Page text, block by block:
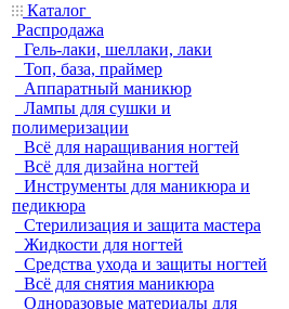
Каталог
Распродажа
Гель-лаки, шеллаки, лаки
Топ, база, праймер
Аппаратный маникюр
Лампы для сушки и
полимеризации
Всё для наращивания ногтей
Всё для дизайна ногтей
Инструменты для маникюра и
педикюра
Стерилизация и защита мастера
Жидкости для ногтей
Средства ухода и защиты ногтей
Всё для снятия маникюра
Одноразовые материалы для